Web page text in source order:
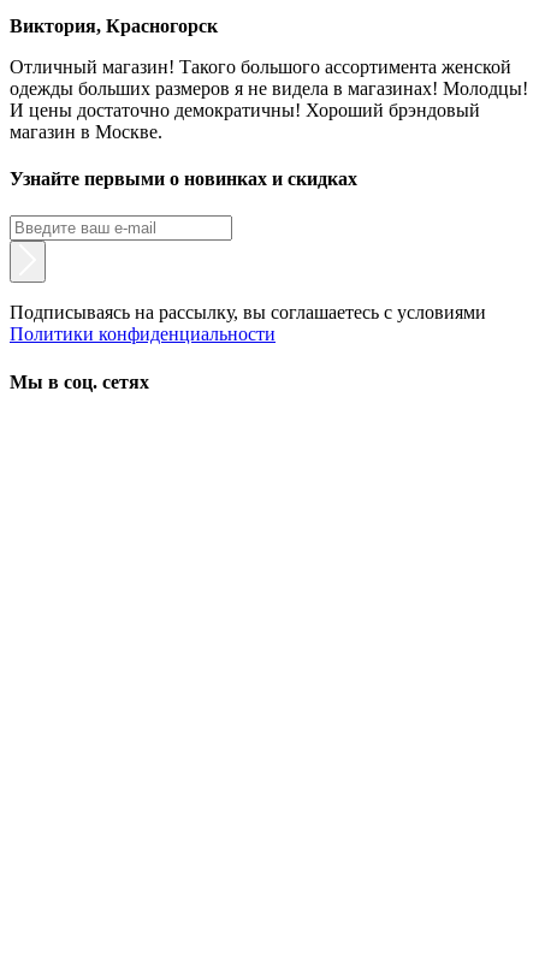
Виктория, Красногорск
Отличный магазин! Такого большого ассортимента женской
одежды больших размеров я не видела в магазинах! Молодцы!
И цены достаточно демократичны! Хороший брэндовый
магазин в Москве.
Узнайте первыми о новинках и скидках
Подписываясь на рассылку, вы соглашаетесь с условиями
Политики конфиденциальности
Мы в соц. сетях